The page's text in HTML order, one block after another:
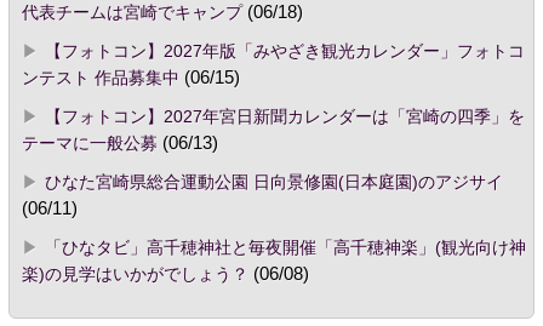
代表チームは宮崎でキャンプ(06/18)
【フォトコン】2027年版「みやざき観光カレンダー」フォトコ
ンテスト 作品募集中 (06/15)
【フォトコン】2027年宮日新聞カレンダーは「宮崎の四季」を
テーマに一般公募 (06/13)
ひなた宮崎県総合運動公園 日向景修園(日本庭園)のアジサイ
(06/11)
「ひなタビ」高千穂神社と毎夜開催「高千穂神楽」(観光向け神
楽)の見学はいかがでしょう？ (06/08)